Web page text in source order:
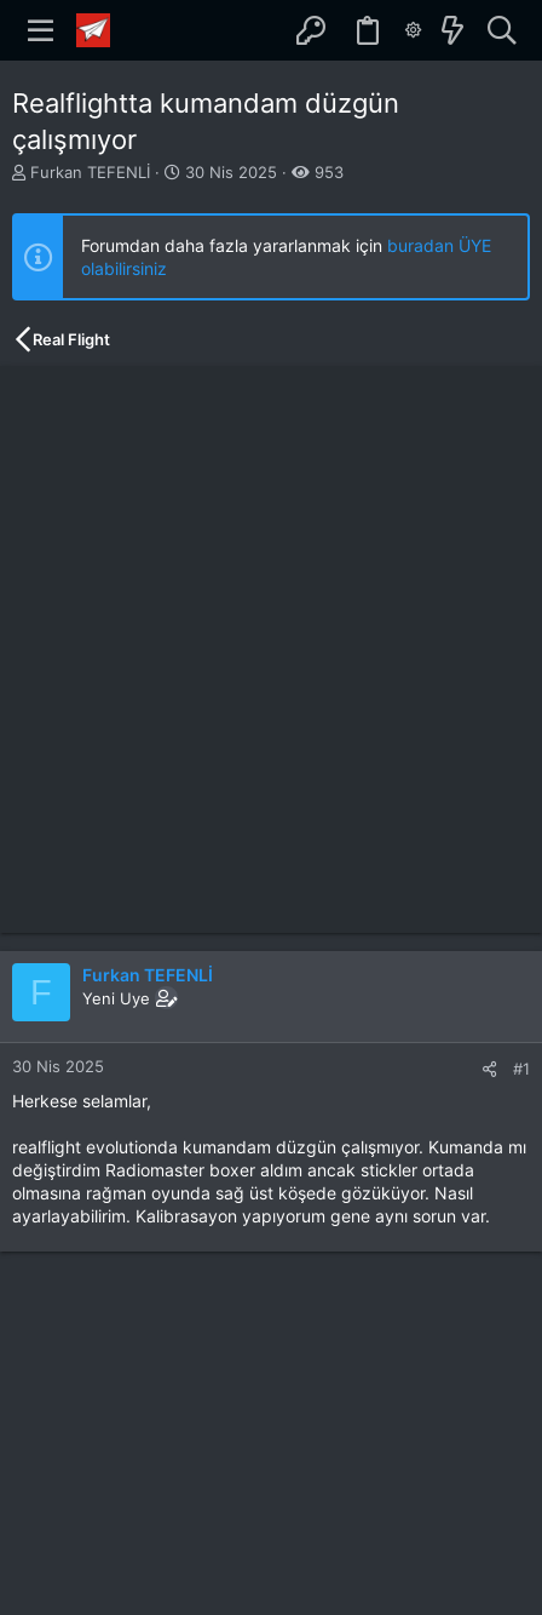
Realflightta kumandam düzgün
çalışmıyor
K
n
u
u
b
a
Furkan TEFENLİ
B
ş
l
a
g
30 Nis 2025 953
Forumdan daha fazla yararlanmak için buradan ÜYE
olabilirsiniz
Real Flight
F Furkan TEFENLİ
Yeni Uye
30 Nis 2025 #1
Herkese selamlar,
realflight evolutionda kumandam düzgün çalışmıyor. Kumanda mı
değiştirdim Radiomaster boxer aldım ancak stickler ortada
olmasına rağman oyunda sağ üst köşede gözüküyor. Nasıl
ayarlayabilirim. Kalibrasayon yapıyorum gene aynı sorun var.